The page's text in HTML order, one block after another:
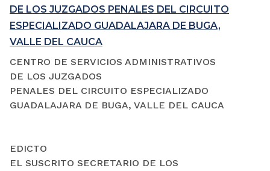
DE LOS JUZGADOS PENALES DEL CIRCUITO
ESPECIALIZADO GUADALAJARA DE BUGA,
VALLE DEL CAUCA
CENTRO DE SERVICIOS ADMINISTRATIVOS
DE LOS JUZGADOS
PENALES DEL CIRCUITO ESPECIALIZADO
GUADALAJARA DE BUGA, VALLE DEL CAUCA
EDICTO
EL SUSCRITO SECRETARIO DE LOS